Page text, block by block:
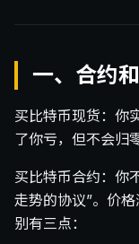
一、合约
买比特币现货：你
了你亏，但不会归
买比特币合约：你
走势的协议”。价
别有三点：